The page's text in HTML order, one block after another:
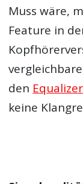
Muss wäre,
Feature in
den Equalizer
keine
Die aktuell